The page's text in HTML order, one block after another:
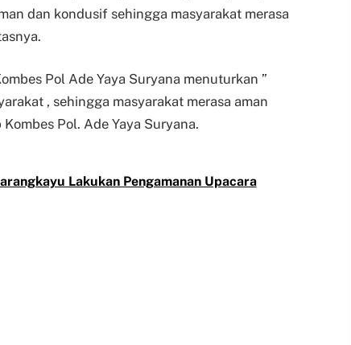
dan kondusif sehingga masyarakat merasa
Pol Ade Yaya Suryana menuturkan ”
, sehingga masyarakat merasa aman
Pol. Ade Yaya Suryana.
Lakukan Pengamanan Upacara